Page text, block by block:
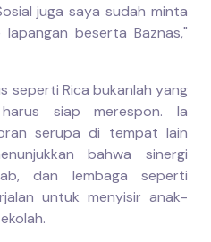
juga saya sudah minta
beserta Baznas,"
seperti Rica bukanlah yang
siap merespon. Ia
serupa di tempat lain
bahwa sinergi
dan lembaga seperti
untuk menyisir anak-